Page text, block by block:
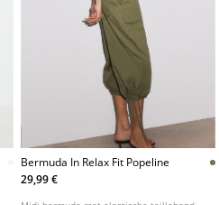
Bermuda In Relax Fit Popeline
29,99 €